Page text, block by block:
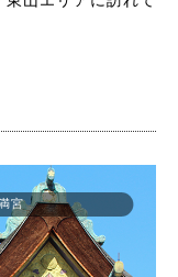
宮